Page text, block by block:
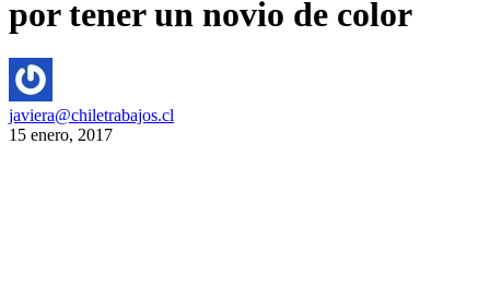
por tener un novio de color
javiera@chiletrabajos.cl
15 enero, 2017